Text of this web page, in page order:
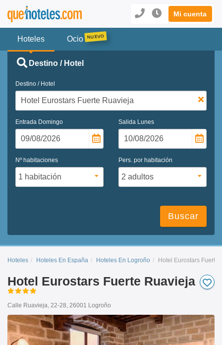
Mi cuenta
Hoteles Ocio
Destino / Hotel
Destino / Hotel
Entrada Domingo Salida Lunes
Nº habitaciones Pers. por habitación
Buscar
Hoteles Hoteles En España Hoteles En Logroño Hotel Eurostars Fuerte
Hotel Eurostars Fuerte Ruavieja
Calle Ruavieja, 22-28, 26001 Logroño